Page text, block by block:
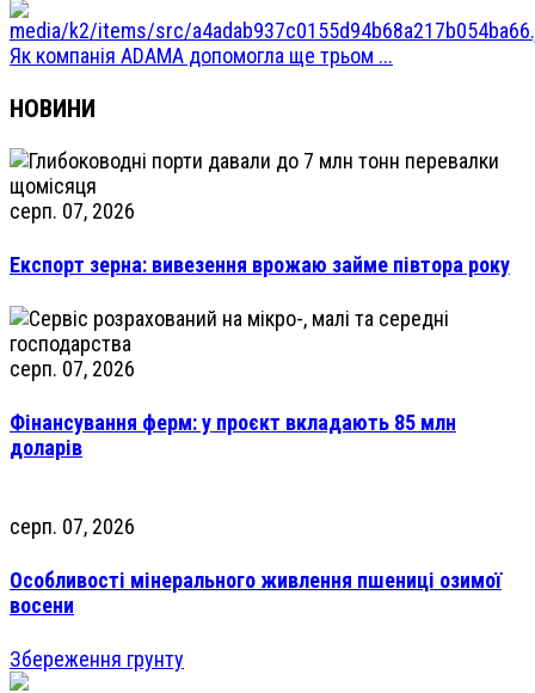
Як компанія ADAMA допомогла ще трьом ...
НОВИНИ
серп. 07, 2026
Експорт зерна: вивезення врожаю займе півтора року
серп. 07, 2026
Фінансування ферм: у проєкт вкладають 85 млн
доларів
серп. 07, 2026
Особливості мінерального живлення пшениці озимої
восени
Збереження грунту